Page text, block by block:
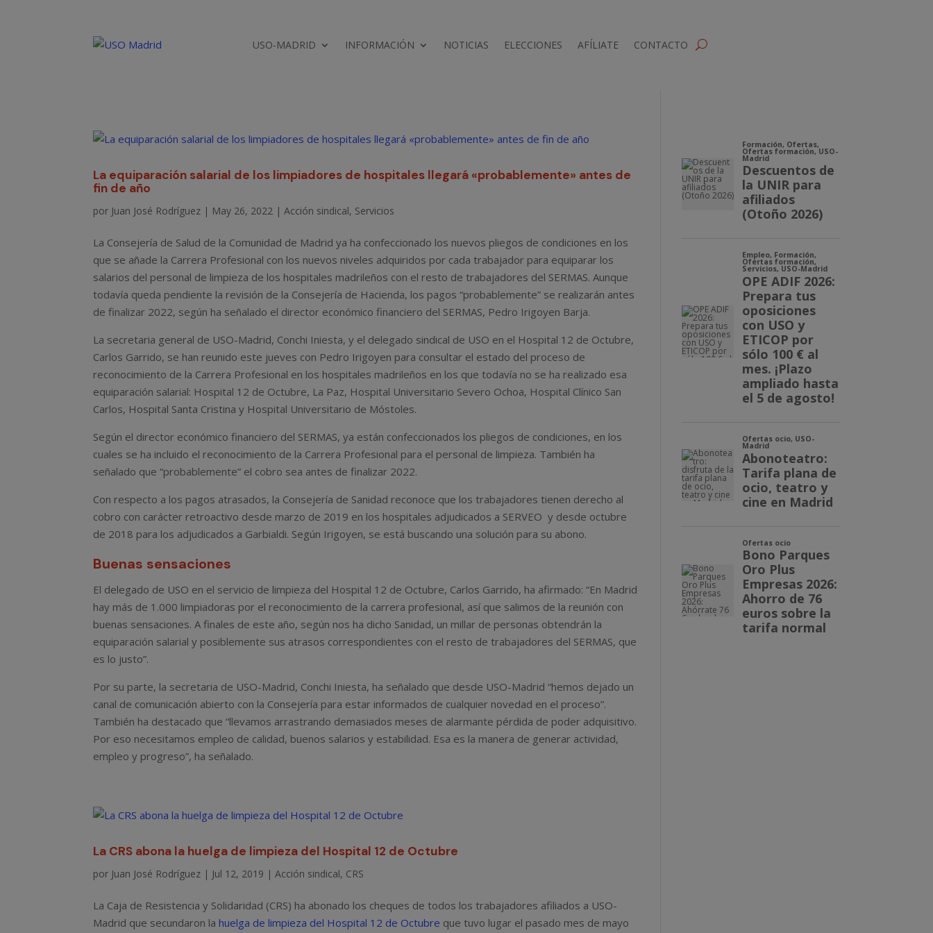
USO-MADRID INFORMACIÓN NOTICIAS ELECCIONES AFÍLIATE CONTACTO
La equiparación salarial de los limpiadores de hospitales llegará «probablemente» antes de
fin de año
por Juan José Rodríguez | May 26, 2022 |Acción sindical, Servicios
La Consejería de Salud de la Comunidad de Madrid ya ha confeccionado los nuevos pliegos de condiciones en los
que se añade la Carrera Profesional con los nuevos niveles adquiridos por cada trabajador para equiparar los
salarios del personal de limpieza de los hospitales madrileños con el resto de trabajadores del SERMAS. Aunque
todavía queda pendiente la revisión de la Consejería de Hacienda, los pagos “probablemente” se realizarán antes
de finalizar 2022, según ha señalado el director económico financiero del SERMAS, Pedro Irigoyen Barja.
La secretaria general de USO-Madrid, Conchi Iniesta, y el delegado sindical de USO en el Hospital 12 de Octubre,
Carlos Garrido, se han reunido este jueves con Pedro Irigoyen para consultar el estado del proceso de
reconocimiento de la Carrera Profesional en los hospitales madrileños en los que todavía no se ha realizado esa
equiparación salarial: Hospital 12 de Octubre, La Paz, Hospital Universitario Severo Ochoa, Hospital Clínico San
Carlos, Hospital Santa Cristina y Hospital Universitario de Móstoles.
Según el director económico financiero del SERMAS, ya están confeccionados los pliegos de condiciones, en los
cuales se ha incluido el reconocimiento de la Carrera Profesional para el personal de limpieza. También ha
señalado que “probablemente” el cobro sea antes de finalizar 2022.
Con respecto a los pagos atrasados, la Consejería de Sanidad reconoce que los trabajadores tienen derecho al
cobro con carácter retroactivo desde marzo de 2019 en los hospitales adjudicados a SERVEO y desde octubre
de 2018 para los adjudicados a Garbialdi. Según Irigoyen, se está buscando una solución para su abono.
Buenas sensaciones
El delegado de USO en el servicio de limpieza del Hospital 12 de Octubre, Carlos Garrido, ha afirmado: “En Madrid
hay más de 1.000 limpiadoras por el reconocimiento de la carrera profesional, así que salimos de la reunión con
buenas sensaciones. A finales de este año, según nos ha dicho Sanidad, un millar de personas obtendrán la
equiparación salarial y posiblemente sus atrasos correspondientes con el resto de trabajadores del SERMAS, que
es lo justo”.
Por su parte, la secretaria de USO-Madrid, Conchi Iniesta, ha señalado que desde USO-Madrid “hemos dejado un
canal de comunicación abierto con la Consejería para estar informados de cualquier novedad en el proceso”.
También ha destacado que “llevamos arrastrando demasiados meses de alarmante pérdida de poder adquisitivo.
Por eso necesitamos empleo de calidad, buenos salarios y estabilidad. Esa es la manera de generar actividad,
empleo y progreso”, ha señalado.
La CRS abona la huelga de limpieza del Hospital 12 de Octubre
por Juan José Rodríguez | Jul 12, 2019 |Acción sindical, CRS
La Caja de Resistencia y Solidaridad (CRS) ha abonado los cheques de todos los trabajadores afiliados a USO-
Madrid que secundaron la huelga de limpieza del Hospital 12 de Octubre que tuvo lugar el pasado mes de mayo